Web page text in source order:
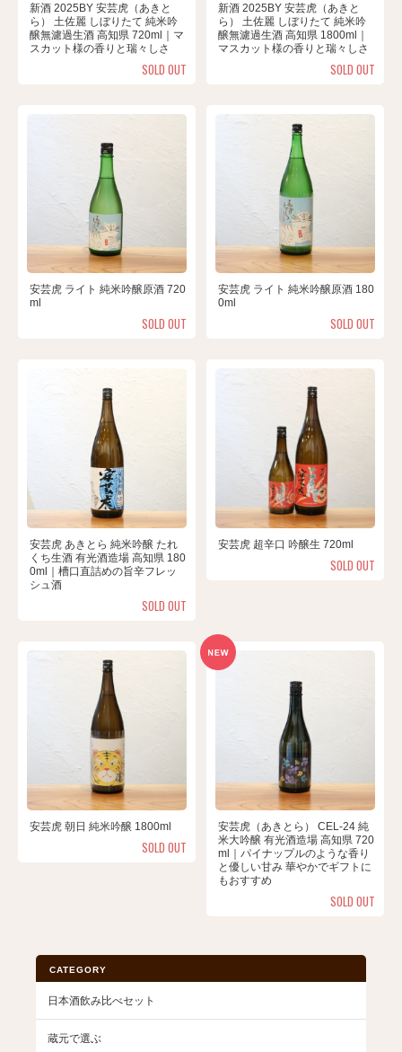
新酒 2025BY 安芸虎（あきと
ら） 土佐麗 しぼりたて 純米吟
醸無濾過生酒 高知県 720ml｜マ
スカット様の香りと瑞々しさ
SOLD OUT
新酒 2025BY 安芸虎（あきと
ら） 土佐麗 しぼりたて 純米吟
醸無濾過生酒 高知県 1800ml｜
マスカット様の香りと瑞々しさ
SOLD OUT
安芸虎 ライト 純米吟醸原酒 720
ml
SOLD OUT
安芸虎 ライト 純米吟醸原酒 180
0ml
SOLD OUT
安芸虎 あきとら 純米吟醸 たれ
くち生酒 有光酒造場 高知県 180
0ml｜槽口直詰めの旨辛フレッ
シュ酒
SOLD OUT
安芸虎 超辛口 吟醸生 720ml
SOLD OUT
安芸虎 朝日 純米吟醸 1800ml
SOLD OUT
安芸虎（あきとら） CEL-24 純
米大吟醸 有光酒造場 高知県 720
ml｜パイナップルのような香り
と優しい甘み 華やかでギフトに
もおすすめ
SOLD OUT
CATEGORY
日本酒飲み比べセット
蔵元で選ぶ